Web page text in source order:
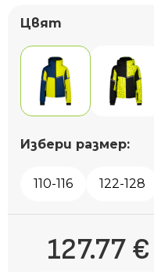
Цвят
Избери размер:
110-116 122-128
127.77